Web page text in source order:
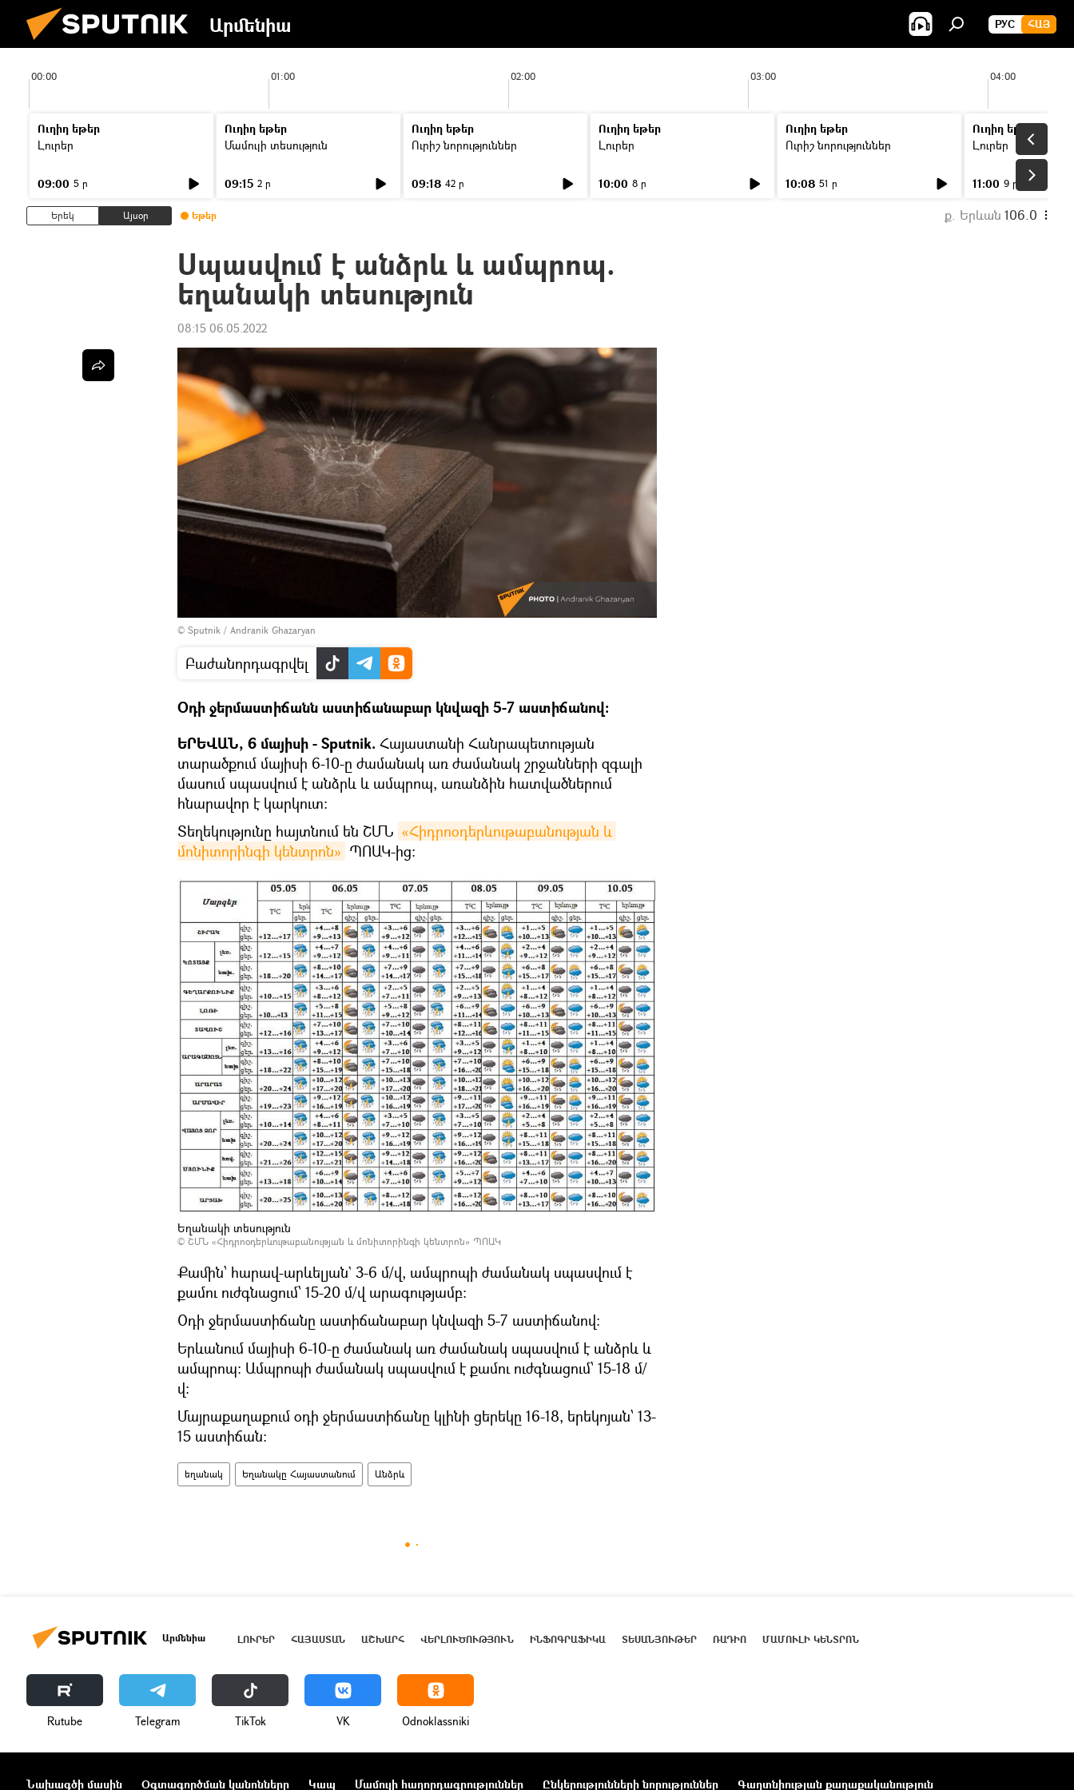
Արմենիա РУС ՀԱՅ
00:00 01:00 02:00 03:00 04:00
Ուղիղ եթեր
Լուրեր
09:00 5 ր
Ուղիղ եթեր
Մամուլի տեսություն
09:15 2 ր
Ուղիղ եթեր
Ուրիշ նորություններ
09:18 42 ր
Ուղիղ եթեր
Լուրեր
10:00 8 ր
Ուղիղ եթեր
Ուրիշ նորություններ
10:08 51 ր
Ուղիղ եթեր
Լուրեր
11:00 9 ր
Երեկ Այսօր Եթեր ք. Երևան 106.0
Սպասվում է անձրև և ամպրոպ.
եղանակի տեսություն
08:15 06.05.2022
© Sputnik / Andranik Ghazaryan
Բաժանորդագրվել
Օդի ջերմաստիճանն աստիճանաբար կնվազի 5-7 աստիճանով:
ԵՐԵՎԱՆ, 6 մայիսի - Sputnik. Հայաստանի Հանրապետության
տարածքում մայիսի 6-10-ը ժամանակ առ ժամանակ շրջանների զգալի
մասում սպասվում է անձրև և ամպրոպ, առանձին հատվածներում
հնարավոր է կարկուտ:
Տեղեկությունը հայտնում են ՇՄՆ «Հիդրոօդերևութաբանության և
մոնիտորինգի կենտրոն» ՊՈԱԿ-ից։
Եղանակի տեսություն
© ՇՄՆ «Հիդրոօդերևութաբանության և մոնիտորինգի կենտրոն» ՊՈԱԿ
Քամին՝ հարավ-արևելյան` 3-6 մ/վ, ամպրոպի ժամանակ սպասվում է
քամու ուժգնացում՝ 15-20 մ/վ արագությամբ:
Օդի ջերմաստիճանը աստիճանաբար կնվազի 5-7 աստիճանով:
Երևանում մայիսի 6-10-ը ժամանակ առ ժամանակ սպասվում է անձրև և
ամպրոպ: Ամպրոպի ժամանակ սպասվում է քամու ուժգնացում՝ 15-18 մ/
վ:
Մայրաքաղաքում օդի ջերմաստիճանը կլինի ցերեկը 16-18, երեկոյան՝ 13-
15 աստիճան։
եղանակ Եղանակը Հայաստանում Անձրև
Արմենիա ԼՈՒՐԵՐ ՀԱՅԱՍՏԱՆ ԱՇԽԱՐՀ ՎԵՐԼՈՒԾՈՒԹՅՈՒՆ ԻՆՖՈԳՐԱՖԻԿԱ ՏԵՍԱՆՅՈՒԹԵՐ ՌԱԴԻՈ ՄԱՄՈՒԼԻ ԿԵՆՏՐՈՆ
Rutube Telegram ТikТоk VK Odnoklassniki
Նախագծի մասին Օգտագործման կանոնները Կապ Մամուլի հաղորդագրություններ Ընկերությունների նորություններ Գաղտնիության քաղաքականություն